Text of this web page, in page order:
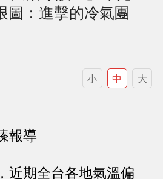
圖：進擊的冷氣團
小 中 大
報導
近期全台各地氣溫偏